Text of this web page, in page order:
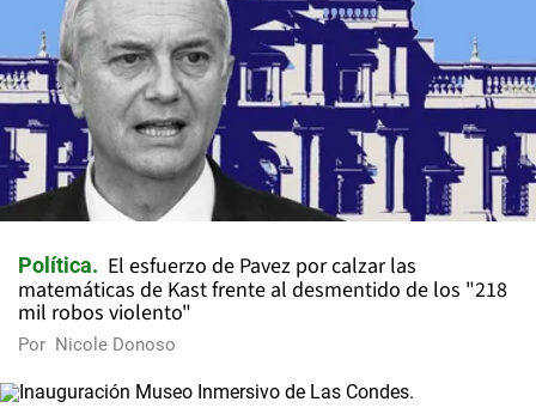
Política
El esfuerzo de Pavez por calzar las
matemáticas de Kast frente al desmentido de los "218
mil robos violento"
Por Nicole Donoso